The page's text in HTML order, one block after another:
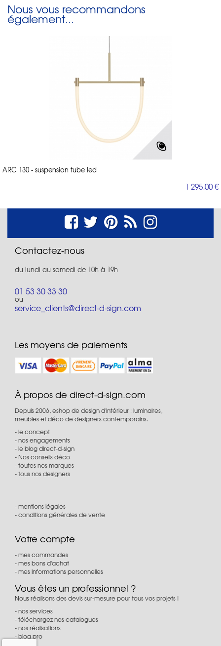
Nous vous recommandons
également...
ARC 130 - suspension tube led
1 295,00 €
Contactez-nous
du lundi au samedi de 10h à 19h
01 53 30 33 30
ou
service_clients@direct-d-sign.com
Les moyens de paiements
À propos de direct-d-sign.com
Depuis 2006, eshop de design d'intérieur : luminaires,
meubles et déco de designers contemporains.
le concept
nos engagements
le blog direct-d-sign
Nos conseils déco
toutes nos marques
tous nos designers
mentions légales
conditions générales de vente
Votre compte
mes commandes
mes bons d'achat
mes informations personnelles
Vous êtes un professionnel ?
Nous réalisons des devis sur-mesure pour tous vos projets !
nos services
téléchargez nos catalogues
nos réalisations
blog pro